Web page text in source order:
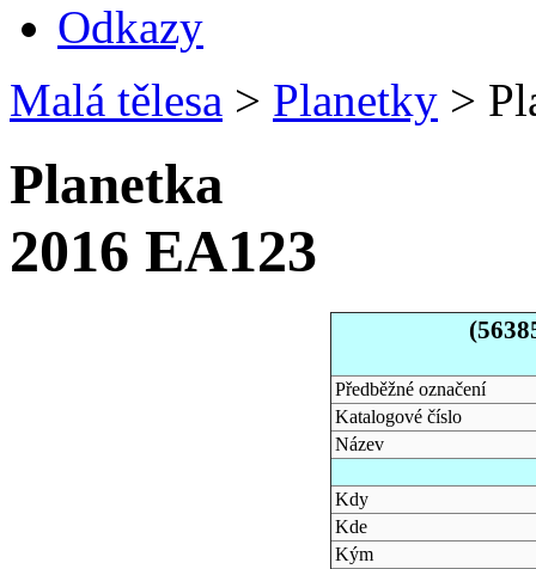
Odkazy
Malá tělesa > Planetky >
Planetka
2016 EA123
Předběžné označení
Katalogové číslo
Název
Kdy
Kde
Kým